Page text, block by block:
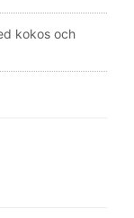
kokos och